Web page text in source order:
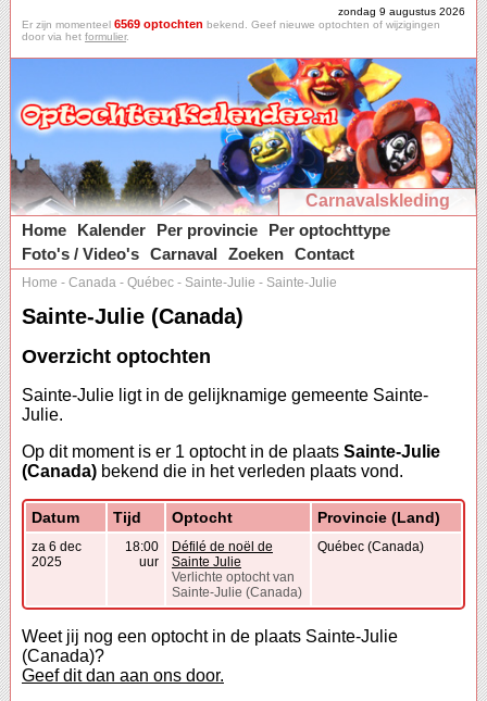
zondag 9 augustus 2026
Er zijn momenteel 6569 optochten bekend. Geef nieuwe optochten of wijzigingen
door via het formulier.
Carnavalskleding
Home
Kalender Per provincie
Per optochttype
Foto's / Video's Carnaval Zoeken Contact
Home - Canada - Québec - Sainte-Julie - Sainte-Julie
Sainte-Julie (Canada)
Overzicht optochten
Sainte-Julie ligt in de gelijknamige gemeente Sainte-
Julie.
Op dit moment is er 1 optocht in de plaats Sainte-Julie
(Canada) bekend die in het verleden plaats vond.
Datum Tijd Optocht Provincie (Land)
za 6 dec
2025
18:00
uur
Défilé de noël de
Sainte Julie
Verlichte optocht van
Sainte-Julie (Canada)
Québec (Canada)
Weet jij nog een optocht in de plaats Sainte-Julie
(Canada)?
Geef dit dan aan ons door.